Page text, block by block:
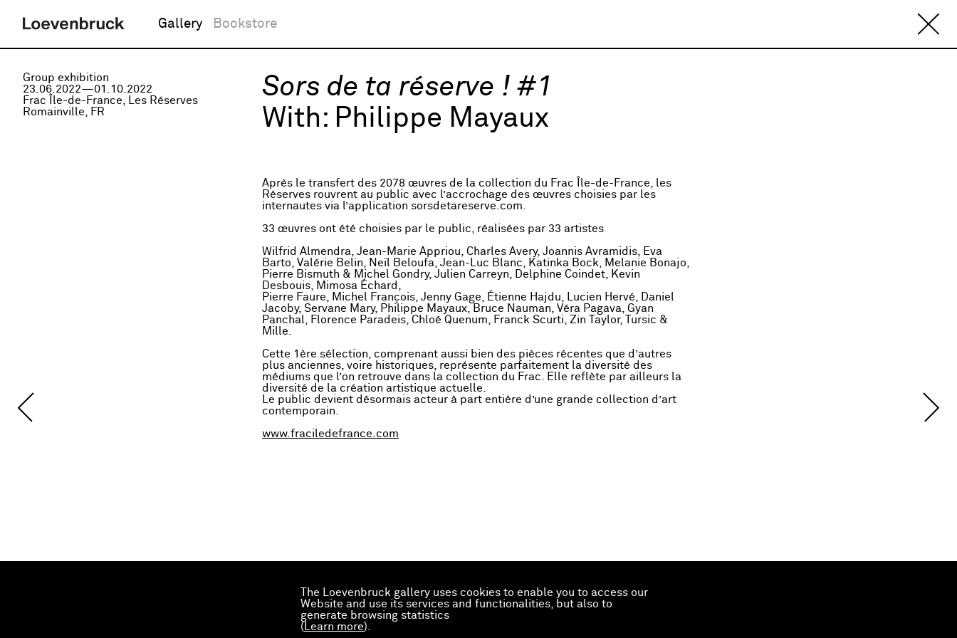
The Loevenbruck gallery uses cookies to enable you to access our
Website and use its services and functionalities, but also to
generate browsing statistics
( Learn more).
Gallery Bookstore
Group exhibition
23.06.2022—01.10.2022
Frac Île-de-France, Les Réserves
Romainville, FR
Sors de ta réserve ! #1
With: Philippe Mayaux
Après le transfert des 2078 œuvres de la collection du Frac Île-de-France, les
Réserves rouvrent au public avec l’accrochage des œuvres choisies par les
internautes via l’application sorsdetareserve.com.
33 œuvres ont été choisies par le public, réalisées par 33 artistes
Wilfrid Almendra, Jean-Marie Appriou, Charles Avery, Joannis Avramidis, Eva
Barto, Valérie Belin, Neïl Beloufa, Jean-Luc Blanc, Katinka Bock, Melanie Bonajo,
Pierre Bismuth & Michel Gondry, Julien Carreyn, Delphine Coindet, Kevin
Desbouis, Mimosa Échard,
Pierre Faure, Michel François, Jenny Gage, Étienne Hajdu, Lucien Hervé, Daniel
Jacoby, Servane Mary, Philippe Mayaux, Bruce Nauman, Véra Pagava, Gyan
Panchal, Florence Paradeis, Chloé Quenum, Franck Scurti, Zin Taylor, Tursic &
Mille.
Cette 1ère sélection, comprenant aussi bien des pièces récentes que d’autres
plus anciennes, voire historiques, représente parfaitement la diversité des
médiums que l’on retrouve dans la collection du Frac. Elle reflète par ailleurs la
diversité de la création artistique actuelle.
Le public devient désormais acteur à part entière d’une grande collection d’art
contemporain.
www.fraciledefrance.com